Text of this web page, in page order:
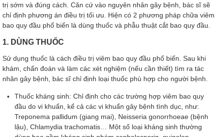
trị sớm và đúng cách. Căn cứ vào nguyên nhân gây bệnh, bác sĩ sẽ
chỉ định phương án điều trị tối ưu. Hiện có 2 phương pháp chữa viêm
bao quy đầu phổ biến là dùng thuốc và phẫu thuật cắt bao quy đầu.
1. DÙNG THUỐC
Sử dụng thuốc là cách điều trị viêm bao quy đầu phổ biến. Sau khi
khám, chẩn đoán và làm các xét nghiệm (nếu cần thiết) tìm ra tác
nhân gây bệnh, bác sĩ chỉ định loại thuốc phù hợp cho người bệnh.
Thuốc kháng sinh: Chỉ định cho các trường hợp viêm bao quy
đầu do vi khuẩn, kể cả các vi khuẩn gây bệnh tình dục, như:
Treponema pallidum (giang mai), Neisseria gonorrhoeae (bệnh
lậu), Chlamydia trachomatis… Một số loại kháng sinh thường